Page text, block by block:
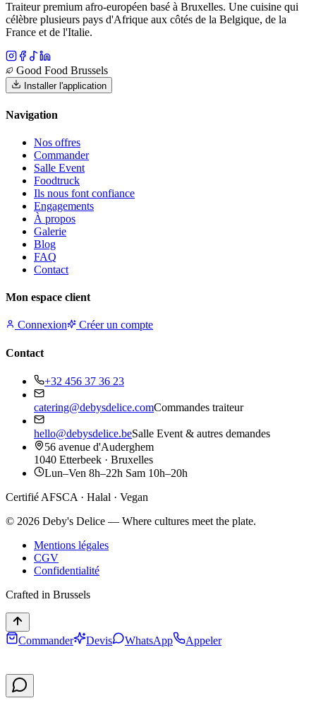
Traiteur premium afro-européen basé à Bruxelles. Une cuisine qui
célèbre plusieurs pays d'Afrique aux côtés de la Belgique, de la
France et de l'Italie.
Good Food Brussels
Installer l'application
Navigation
Nos offres
Commander
Salle Event
Foodtruck
Ils nous font confiance
Engagements
À propos
Galerie
Blog
FAQ
Contact
Mon espace client
Connexion Créer un compte
Contact
+32 456 37 36 23
catering@debysdelice.comCommandes traiteur
hello@debysdelice.beSalle Event & autres demandes
56 avenue d'Auderghem
1040 Etterbeek · Bruxelles
Lun–Ven 8h–22h Sam 10h–20h
Certifié AFSCA · Halal · Vegan
© 2026 Deby's Delice — Where cultures meet the plate.
Mentions légales
CGV
Confidentialité
Crafted in Brussels
Commander Devis WhatsApp Appeler